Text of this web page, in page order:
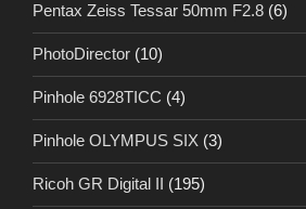
Pentax Zeiss Tessar 50mm F2.8 (6)
PhotoDirector (10)
Pinhole 6928TICC (4)
Pinhole OLYMPUS SIX (3)
Ricoh GR Digital II (195)